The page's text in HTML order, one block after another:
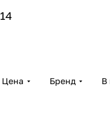
14
Цена Бренд В